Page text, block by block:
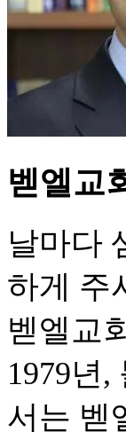
벧엘교
날마다
하게 주
벧엘교
1979년
서는 벧